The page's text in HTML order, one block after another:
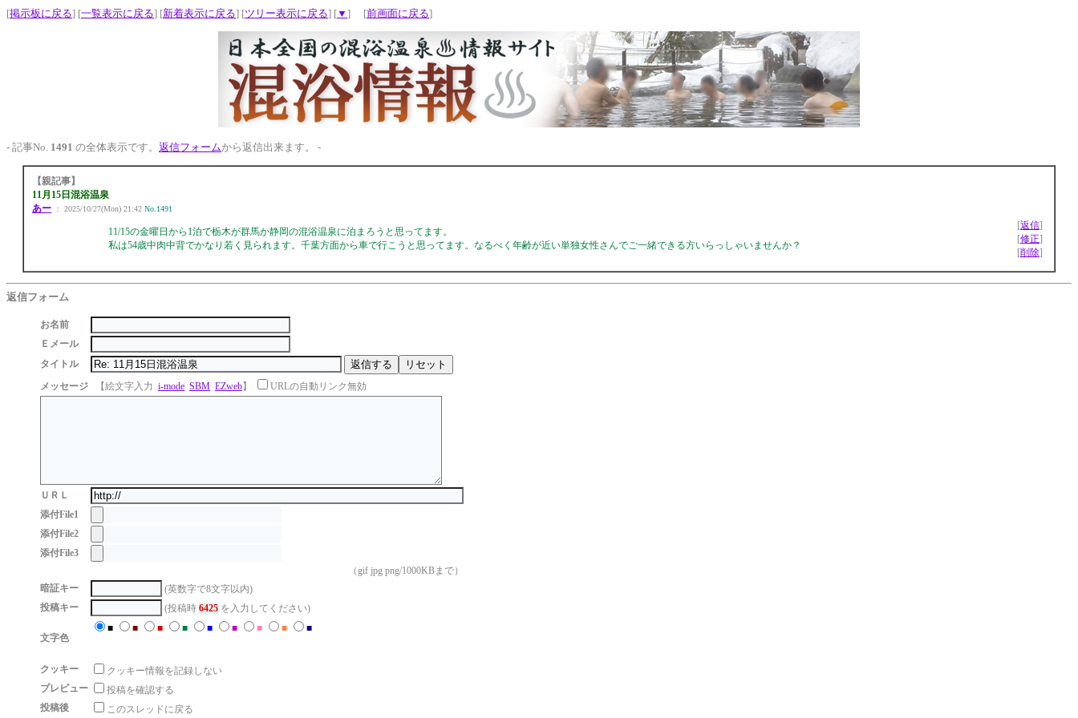
[掲示板に戻る] [一覧表示に戻る] [新着表示に戻る] [ツリー表示に戻る] [▼ ] [前画面に戻る]
- 記事No. 1491 の全体表示です。 返信フォームから返信出来ます。 -
【親記事】
11月15日混浴温泉
あー ： 2025/10/27(Mon) 21:42 No.1491
11/15の金曜日から1泊で栃木が群馬か静岡の混浴温泉に泊まろうと思ってます。
私は54歳中肉中背でかなり若く見られます。千葉方面から車で行こうと思ってます。なるべく年齢が近い単独女性さんでご一緒できる方いらっしゃいませんか？
[返信]
[修正]
[削除]
返信フォーム
お名前
Ｅメール
タイトル
メッセージ
【絵文字入力 i-mode SBM EZweb】 URLの自動リンク無効
ＵＲＬ
添付File1
添付File2
添付File3
（gif jpg png/1000KBまで）
暗証キー
(英数字で8文字以内)
投稿キー
(投稿時 6425 を入力してください)
文字色
■ ■ ■ ■ ■ ■ ■ ■ ■
クッキー
クッキー情報を記録しない
プレビュー
投稿を確認する
投稿後
このスレッドに戻る